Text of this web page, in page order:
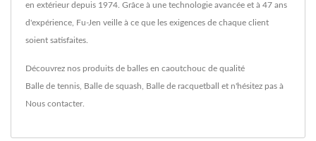
en extérieur depuis 1974. Grâce à une technologie avancée et à 47 ans
d'expérience, Fu-Jen veille à ce que les exigences de chaque client
soient satisfaites.
Découvrez nos produits de balles en caoutchouc de qualité
Balle de tennis Balle de squash Balle de racquetball et n'hésitez pas à
Nous contacter.